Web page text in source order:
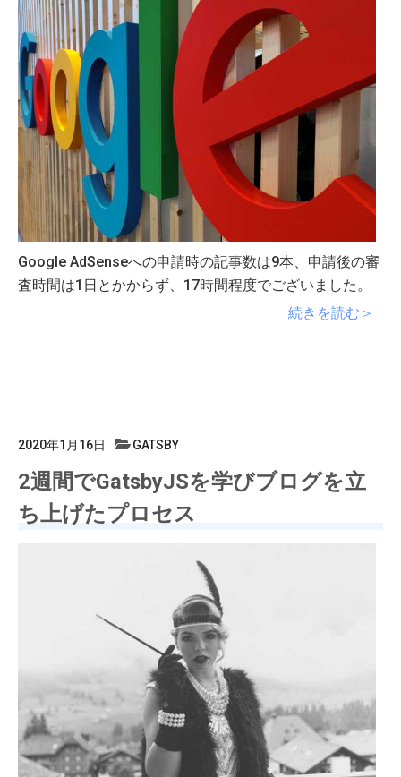
Google AdSenseへの申請時の記事数は9本、申請後の審
査時間は1日とかからず、17時間程度でございました。
続きを読む＞
2020年1月16日 GATSBY
2週間でGatsbyJSを学びブログを立
ち上げたプロセス